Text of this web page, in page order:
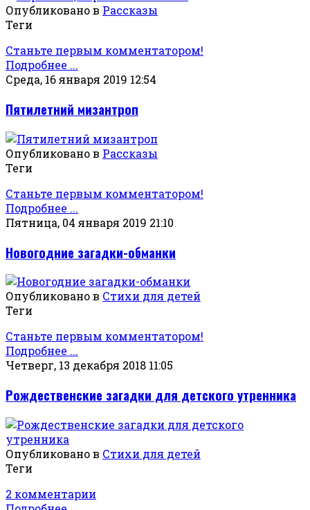
Опубликовано в Рассказы
Теги
Станьте первым комментатором!
Подробнее ...
Среда, 16 января 2019 12:54
Пятилетний мизантроп
Опубликовано в Рассказы
Теги
Станьте первым комментатором!
Подробнее ...
Пятница, 04 января 2019 21:10
Новогодние загадки-обманки
Опубликовано в Стихи для детей
Теги
Станьте первым комментатором!
Подробнее ...
Четверг, 13 декабря 2018 11:05
Рождественские загадки для детского утренника
Опубликовано в Стихи для детей
Теги
2 комментарии